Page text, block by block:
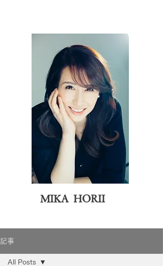
MIKA HORII
記事
All Posts